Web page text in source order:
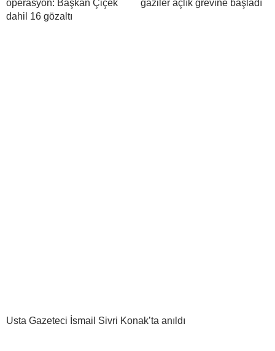
operasyon: Başkan Çiçek
dahil 16 gözaltı
gaziler açlık grevine başladı
Usta Gazeteci İsmail Sivri Konak’ta anıldı